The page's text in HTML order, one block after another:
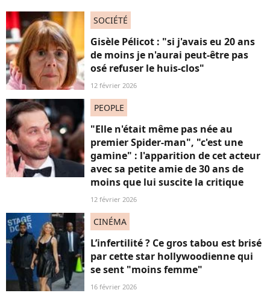
SOCIÉTÉ
Gisèle Pélicot : "si j'avais eu 20 ans
de moins je n'aurai peut-être pas
osé refuser le huis-clos"
12 février 2026
PEOPLE
"Elle n'était même pas née au
premier Spider-man", "c'est une
gamine" : l'apparition de cet acteur
avec sa petite amie de 30 ans de
moins que lui suscite la critique
12 février 2026
CINÉMA
L’infertilité ? Ce gros tabou est brisé
par cette star hollywoodienne qui
se sent "moins femme"
16 février 2026